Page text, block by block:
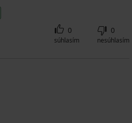
0
súhlasím
0
nesúhlasím